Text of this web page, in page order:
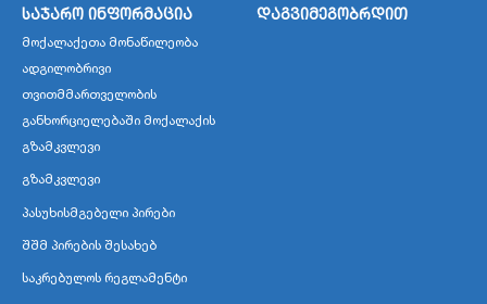
საჯარო ინფორმაცია
მოქალაქეთა მონაწილეობა
ადგილობრივი
თვითმმართველობის
განხორციელებაში მოქალაქის
გზამკვლევი
გზამკვლევი
პასუხისმგებელი პირები
შშმ პირების შესახებ
საკრებულოს რეგლამენტი
დაგვიმეგობრდით